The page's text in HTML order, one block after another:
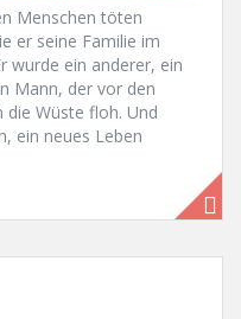
Menschen töten
er seine Familie im
wurde ein anderer, ein
Mann, der vor den
die Wüste floh. Und
ein neues Leben